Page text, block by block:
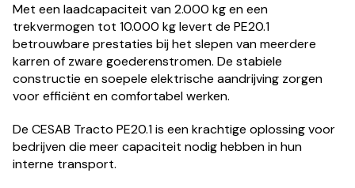
Met een laadcapaciteit van 2.000 kg en een
trekvermogen tot 10.000 kg levert de PE20.1
betrouwbare prestaties bij het slepen van meerdere
karren of zware goederenstromen. De stabiele
constructie en soepele elektrische aandrijving zorgen
voor efficiënt en comfortabel werken.
De CESAB Tracto PE20.1 is een krachtige oplossing voor
bedrijven die meer capaciteit nodig hebben in hun
interne transport.